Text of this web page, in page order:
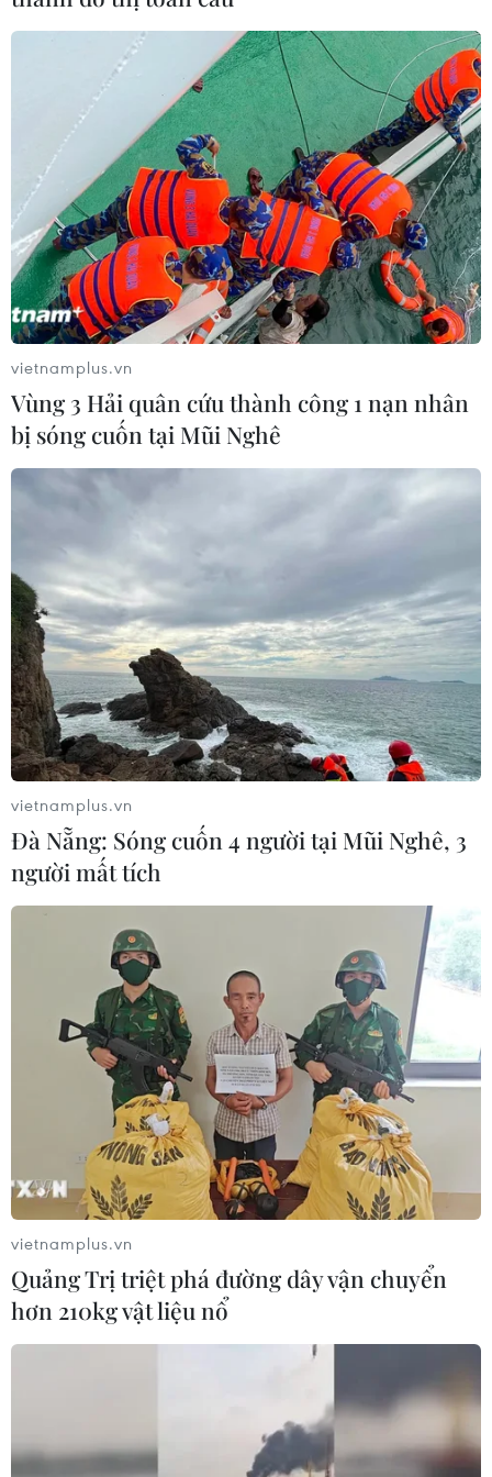
để giải thích, làm rõ về mục tiêu ban hành
Thông tư cũng như những nội dung mang tính
kỹ thuật để doanh nghiệp, người dân có thể
hiểu và góp ý được sát thực nhất,” lãnh đạo Bộ
Công Thương nói thêm./.
(Vietnam+)
#hàng Việt Nam
#quy trình sản xuất
#sản xuất tại Việt Nam
TP. Hà Nội
Tp. Hồ Chí Minh
Theo dõi VietnamPlus
TIN LIÊN QUAN
Bài 1: Tại sao nhiều doanh nghiệp chưa
mặn mà với thị trường nội địa?
Nguyên Chủ tịch Hiệp hội Siêu thị Hà Nội nhìn nhận, do
không có địa điểm tổ chức cố định nên những chuyến
vietnamplus.vn
Vùng 3 Hải quân cứu thành công 1 nạn nhân
bị sóng cuốn tại Mũi Nghê
vietnamplus.vn
Đà Nẵng: Sóng cuốn 4 người tại Mũi Nghê, 3
người mất tích
vietnamplus.vn
Quảng Trị triệt phá đường dây vận chuyển
hơn 210kg vật liệu nổ